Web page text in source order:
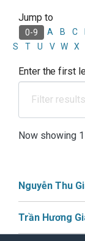
Jump to
0-9 A B C
S
T U V W X
Enter the first
Now showing
Nguyễn Thu
Trần Hương